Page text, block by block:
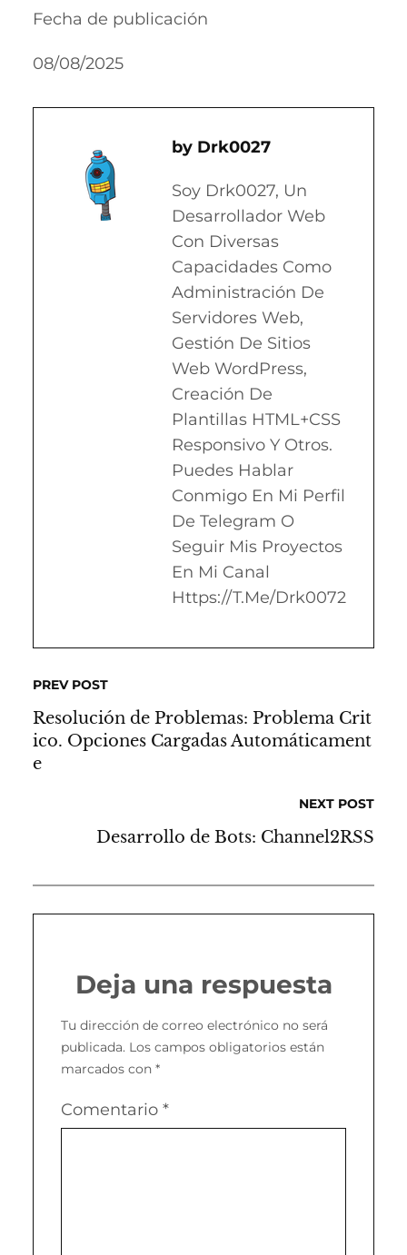
Fecha de publicación
08/08/2025
Drk0027
Soy Drk0027, Un
Desarrollador Web
Con Diversas
Capacidades Como
Administración De
Servidores Web,
Gestión De Sitios
Web WordPress,
Creación De
Plantillas HTML+CSS
Responsivo Y Otros.
Puedes Hablar
Conmigo En Mi Perfil
De Telegram O
Seguir Mis Proyectos
En Mi Canal
Https://t.me/drk0072
PREV POST
Resolución de Problemas: Problema Crit
ico. Opciones Cargadas Automáticament
e
NEXT POST
Desarrollo de Bots: Channel2RSS
Deja una respuesta
Tu dirección de correo electrónico no será
publicada. Los campos obligatorios están
marcados con *
Comentario *